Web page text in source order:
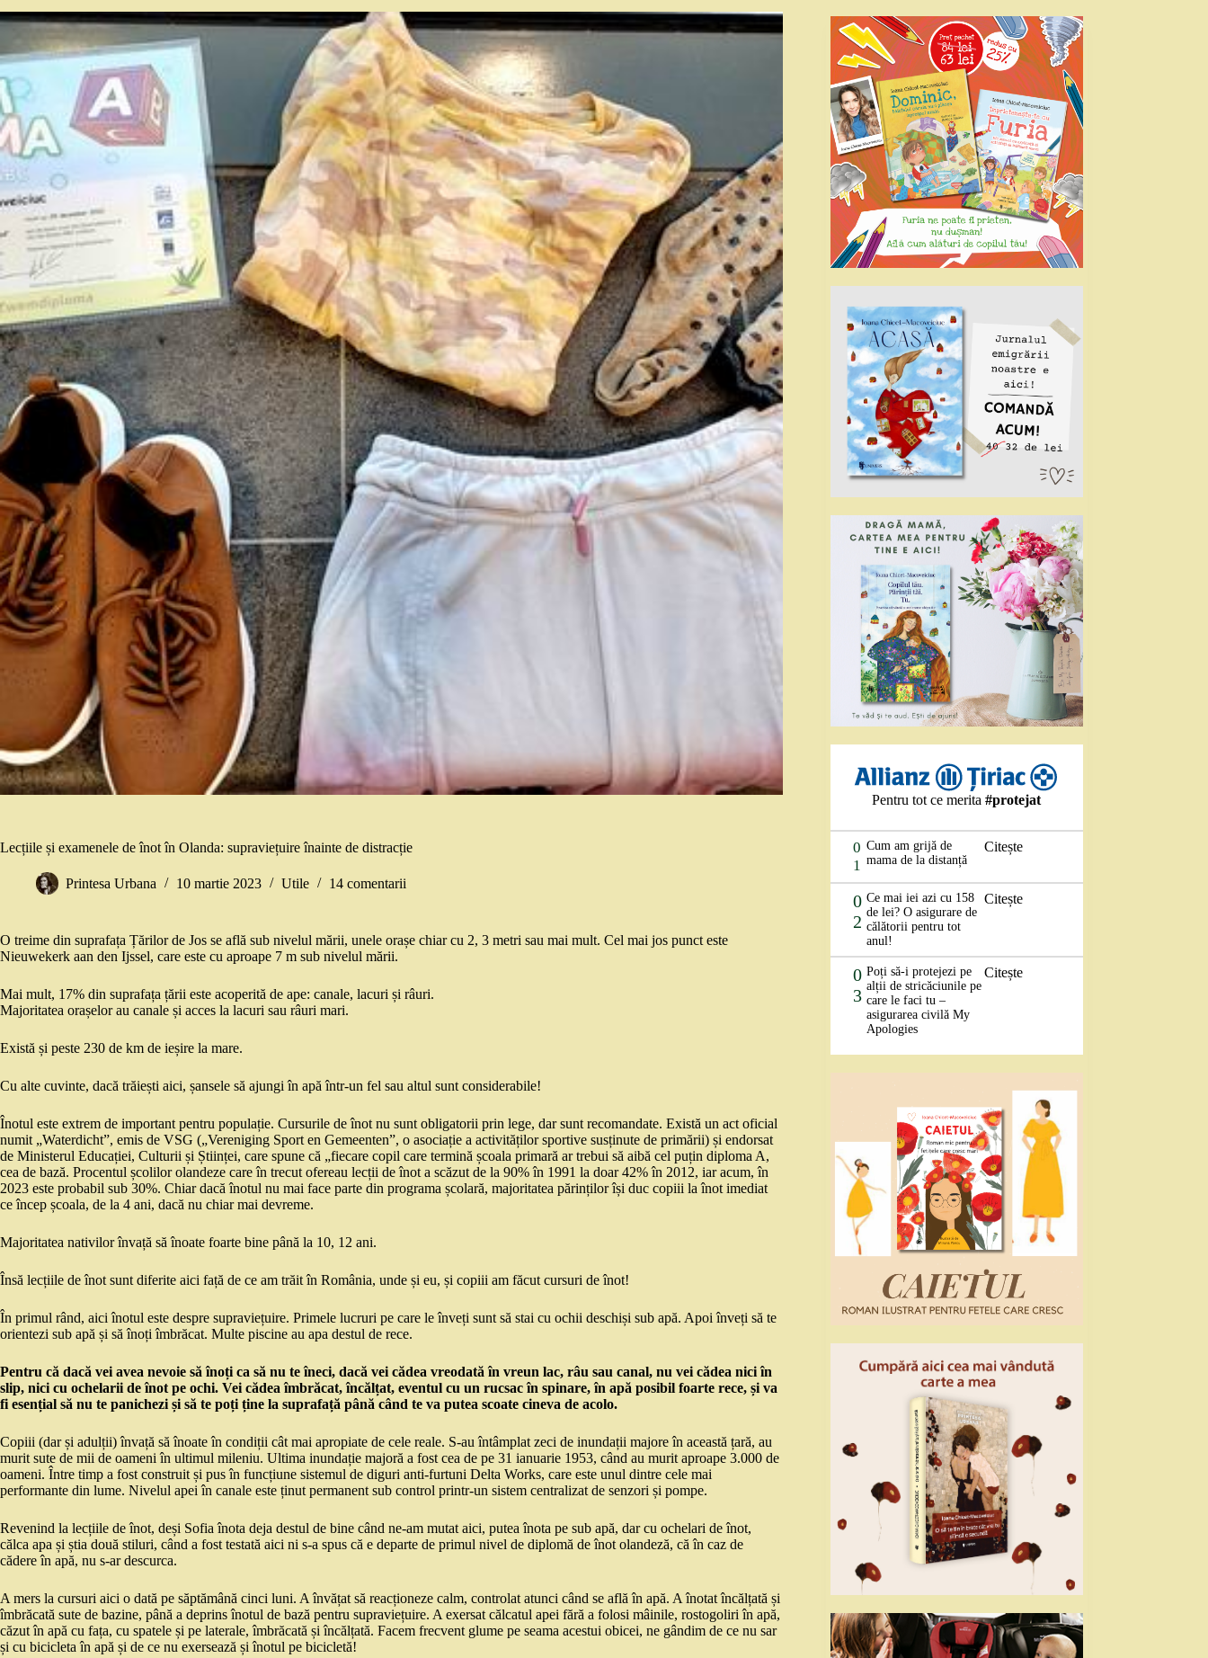
Lecțiile și examenele de înot în Olanda: supraviețuire înainte de distracție
Printesa Urbana 10 martie 2023 Utile 14 comentarii
O treime din suprafața Țărilor de Jos se află sub nivelul mării, unele orașe chiar cu 2, 3 metri sau mai mult. Cel mai jos punct este
Nieuwekerk aan den Ijssel, care este cu aproape 7 m sub nivelul mării.
Mai mult, 17% din suprafața țării este acoperită de ape: canale, lacuri și râuri.
Majoritatea orașelor au canale și acces la lacuri sau râuri mari.
Există și peste 230 de km de ieșire la mare.
Cu alte cuvinte, dacă trăiești aici, șansele să ajungi în apă într-un fel sau altul sunt considerabile!
Înotul este extrem de important pentru populație. Cursurile de înot nu sunt obligatorii prin lege, dar sunt recomandate. Există un act oficial
numit „Waterdicht”, emis de VSG („Vereniging Sport en Gemeenten”, o asociație a activităților sportive susținute de primării) și endorsat
de Ministerul Educației, Culturii și Științei, care spune că „fiecare copil care termină școala primară ar trebui să aibă cel puțin diploma A,
cea de bază. Procentul școlilor olandeze care în trecut ofereau lecții de înot a scăzut de la 90% în 1991 la doar 42% în 2012, iar acum, în
2023 este probabil sub 30%. Chiar dacă înotul nu mai face parte din programa școlară, majoritatea părinților își duc copiii la înot imediat
ce încep școala, de la 4 ani, dacă nu chiar mai devreme.
Majoritatea nativilor învață să înoate foarte bine până la 10, 12 ani.
Însă lecțiile de înot sunt diferite aici față de ce am trăit în România, unde și eu, și copiii am făcut cursuri de înot!
În primul rând, aici înotul este despre supraviețuire. Primele lucruri pe care le înveți sunt să stai cu ochii deschiși sub apă. Apoi înveți să te
orientezi sub apă și să înoți îmbrăcat. Multe piscine au apa destul de rece.
Pentru că dacă vei avea nevoie să înoți ca să nu te îneci, dacă vei cădea vreodată în vreun lac, râu sau canal, nu vei cădea nici în
slip, nici cu ochelarii de înot pe ochi. Vei cădea îmbrăcat, încălțat, eventul cu un rucsac în spinare, în apă posibil foarte rece, și va
fi esențial să nu te panichezi și să te poți ține la suprafață până când te va putea scoate cineva de acolo.
Copiii (dar și adulții) învață să înoate în condiții cât mai apropiate de cele reale. S-au întâmplat zeci de inundații majore în această țară, au
murit sute de mii de oameni în ultimul mileniu. Ultima inundație majoră a fost cea de pe 31 ianuarie 1953, când au murit aproape 3.000 de
oameni. Între timp a fost construit și pus în funcțiune sistemul de diguri anti-furtuni Delta Works, care este unul dintre cele mai
performante din lume. Nivelul apei în canale este ținut permanent sub control printr-un sistem centralizat de senzori și pompe.
Revenind la lecțiile de înot, deși Sofia înota deja destul de bine când ne-am mutat aici, putea înota pe sub apă, dar cu ochelari de înot,
călca apa și știa două stiluri, când a fost testată aici ni s-a spus că e departe de primul nivel de diplomă de înot olandeză, că în caz de
cădere în apă, nu s-ar descurca.
A mers la cursuri aici o dată pe săptămână cinci luni. A învățat să reacționeze calm, controlat atunci când se află în apă. A înotat încălțată și
îmbrăcată sute de bazine, până a deprins înotul de bază pentru supraviețuire. A exersat călcatul apei fără a folosi mâinile, rostogoliri în apă,
căzut în apă cu fața, cu spatele și pe laterale, îmbrăcată și încălțată. Facem frecvent glume pe seama acestui obicei, ne gândim de ce nu sar
și cu bicicleta în apă și de ce nu exersează și înotul pe bicicletă!
Pentru tot ce merita#protejat
0
1
Cum am grijă de
mama de la distanță
Citește
0
2
Ce mai iei azi cu 158
de lei? O asigurare de
călătorii pentru tot
anul!
Citește
0
3
Poți să-i protejezi pe
alții de stricăciunile pe
care le faci tu –
asigurarea civilă My
Apologies
Citește